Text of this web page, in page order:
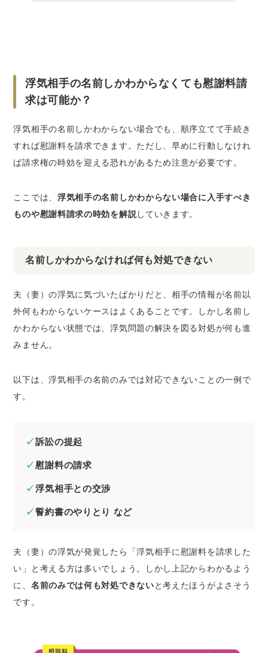
浮気相手の名前しかわからなくても慰謝料請
求は可能か？
浮気相手の名前しかわからない場合でも、順序立てて手続き
すれば慰謝料を請求できます。ただし、早めに行動しなけれ
ば請求権の時効を迎える恐れがあるため注意が必要です。
ここでは、 浮気相手の名前しかわからない場合に入手すべき
ものや慰謝料請求の時効を解説していきます。
名前しかわからなければ何も対処できない
夫（妻）の浮気に気づいたばかりだと、相手の情報が名前以
外何もわからないケースはよくあることです。しかし名前し
かわからない状態では、浮気問題の解決を図る対処が何も進
みません。
以下は、浮気相手の名前のみでは対応できないことの一例で
す。
訴訟の提起
慰謝料の請求
浮気相手との交渉
誓約書のやりとり など
夫（妻）の浮気が発覚したら「浮気相手に慰謝料を請求した
い」と考える方は多いでしょう。しかし上記からわかるよう
に、 名前のみでは何も対処できないと考えたほうがよさそう
です。